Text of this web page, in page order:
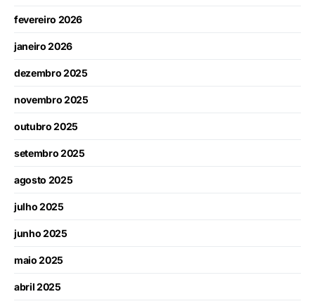
fevereiro 2026
janeiro 2026
dezembro 2025
novembro 2025
outubro 2025
setembro 2025
agosto 2025
julho 2025
junho 2025
maio 2025
abril 2025